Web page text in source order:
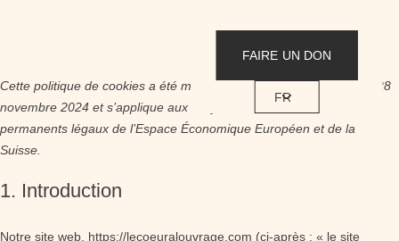
FAIRE UN DON
FR
Cette politique de cookies a été mise à jour pour la dernière fois le 28
novembre 2024 et s’applique aux citoyens et aux résidents
permanents légaux de l’Espace Économique Européen et de la
Suisse.
1. Introduction
Notre site web, https://lecoeuralouvrage.com (ci-après : « le site